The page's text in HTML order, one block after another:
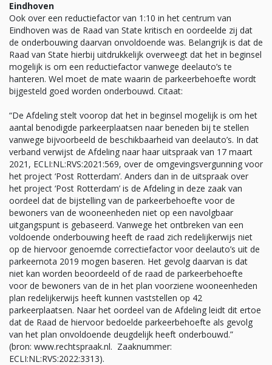
Eindhoven
Ook over een reductiefactor van 1:10 in het centrum van
Eindhoven was de Raad van State kritisch en oordeelde zij dat
de onderbouwing daarvan onvoldoende was. Belangrijk is dat de
Raad van State hierbij uitdrukkelijk overweegt dat het in beginsel
mogelijk is om een reductiefactor vanwege deelauto’s te
hanteren. Wel moet de mate waarin de parkeerbehoefte wordt
bijgesteld goed worden onderbouwd. Citaat:
“De Afdeling stelt voorop dat het in beginsel mogelijk is om het
aantal benodigde parkeerplaatsen naar beneden bij te stellen
vanwege bijvoorbeeld de beschikbaarheid van deelauto’s. In dat
verband verwijst de Afdeling naar haar uitspraak van 17 maart
2021, ECLI:NL:RVS:2021:569, over de omgevingsvergunning voor
het project ‘Post Rotterdam’. Anders dan in de uitspraak over
het project ‘Post Rotterdam’ is de Afdeling in deze zaak van
oordeel dat de bijstelling van de parkeerbehoefte voor de
bewoners van de wooneenheden niet op een navolgbaar
uitgangspunt is gebaseerd. Vanwege het ontbreken van een
voldoende onderbouwing heeft de raad zich redelijkerwijs niet
op de hiervoor genoemde correctiefactor voor deelauto’s uit de
parkeernota 2019 mogen baseren. Het gevolg daarvan is dat
niet kan worden beoordeeld of de raad de parkeerbehoefte
voor de bewoners van de in het plan voorziene wooneenheden
plan redelijkerwijs heeft kunnen vaststellen op 42
parkeerplaatsen. Naar het oordeel van de Afdeling leidt dit ertoe
dat de Raad de hiervoor bedoelde parkeerbehoefte als gevolg
van het plan onvoldoende deugdelijk heeft onderbouwd.”
(bron: www.rechtspraak.nl. Zaaknummer:
ECLI:NL:RVS:2022:3313).